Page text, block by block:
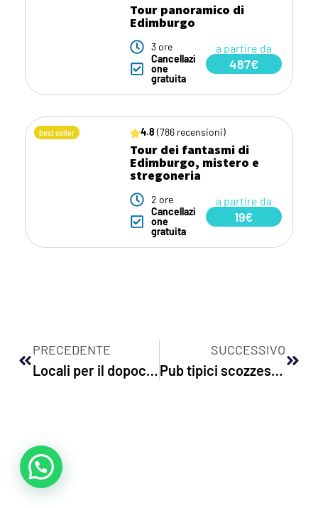
Tour panoramico di
Edimburgo
3 ore
Cancellazi
one
gratuita
a partire da
487€
best seller 4.8 (786 recensioni)
Tour dei fantasmi di
Edimburgo, mistero e
stregoneria
2 ore
Cancellazi
one
gratuita
a partire da
19€
PRECEDENTE
Locali per il dopocena a Edimburgo
SUCCESSIVO
Pub tipici scozzesi nella New Town di Edimburgo